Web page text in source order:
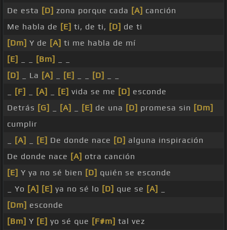
De esta [D] zona porque cada [A] canción
Me habla de [E] ti, de ti, [D] de ti
[Dm] Y de [A] ti me habla de mí
[E]
[Bm]
[D]
_ La [A] [E] [D]
[F] [A] [E] vida se me [D] esconde
Detrás [G] [A] [E] de una [D] promesa sin [Dm]
cumplir
[A] [E] De donde nace [D] alguna inspiración
De donde nace [A] otra canción
[E] Y ya no sé bien [D] quién se esconde
_ Yo [A] [E] ya no sé lo [D] que se [A]
[Dm] esconde
[Bm] Y [E] yo sé que [F#m] tal vez